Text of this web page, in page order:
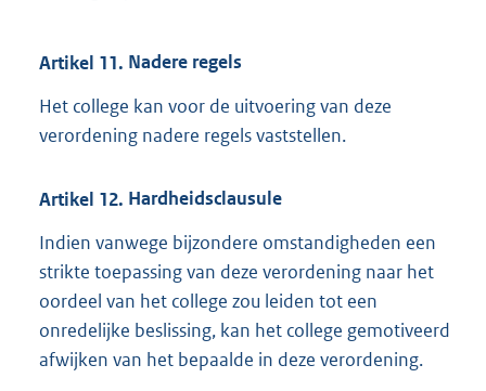
Artikel 11. Nadere regels
Het college kan voor de uitvoering van deze
verordening nadere regels vaststellen.
Artikel 12. Hardheidsclausule
Indien vanwege bijzondere omstandigheden een
strikte toepassing van deze verordening naar het
oordeel van het college zou leiden tot een
onredelijke beslissing, kan het college gemotiveerd
afwijken van het bepaalde in deze verordening.